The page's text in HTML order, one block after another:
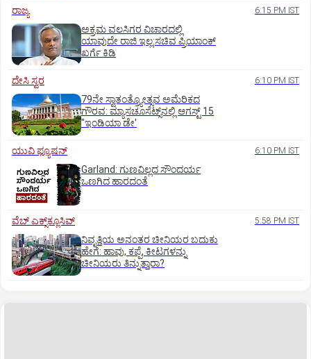
ರಾಜ್ಯ 6:15 PM IST
ಅಕ್ರಮ ವಲಸಿಗರ ವಿಚಾರದಲ್ಲಿ
ಯಾವುದೇ ರಾಜಿ ಇಲ್ಲ:ಸಚಿವ ಪ್ರಿಯಾಂಕ್
ಖರ್ಗೆ ಕಿಡಿ
ದೇಸಿ ಸ್ವರ 6:10 PM IST
79ನೇ ಸ್ವಾತಂತ್ರ್ಯೋತ್ಸವ ಅಮೆರಿಕದ
ಗೌರವ: ಮ್ಯಾಸಚೂಸೆಟ್ಸ್‌ನಲ್ಲಿ ಆಗಸ್ಟ್‌ 15
"ಇಂಡಿಯಾ ಡೇ'
ಯುವಿ ಫ್ಯೂಷನ್ 6:10 PM IST
Garland: ಗುಣವಿಲ್ಲದ ಸೌಂದರ್ಯ
ಒಣಗಿದ ಹಾರದಂತೆ
ವೆಬ್ ಎಕ್ಸ್‌ಕ್ಲೂಸಿವ್ 5:58 PM IST
ನಿವೃತ್ತಿಯ ಅನಂತರ ಚೀನಿಯರ ಬದುಕು
ಹೇಗೆ: ಹಾವು, ಕಪ್ಪೆ, ಕೀಟಗಳನ್ನು
ಚೀನಿಯರು ತಿನ್ನುತ್ತಾರಾ?